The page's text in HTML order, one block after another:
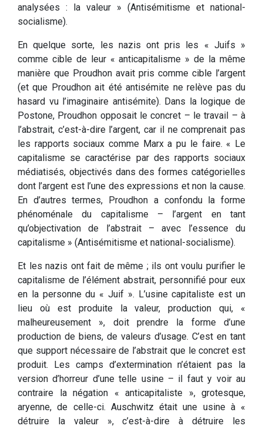
analysées : la valeur » (Antisémitisme et national-
socialisme).
En quelque sorte, les nazis ont pris les « Juifs »
comme cible de leur « anticapitalisme » de la même
manière que Proudhon avait pris comme cible l’argent
(et que Proudhon ait été antisémite ne relève pas du
hasard vu l’imaginaire antisémite). Dans la logique de
Postone, Proudhon opposait le concret – le travail – à
l’abstrait, c’est-à-dire l’argent, car il ne comprenait pas
les rapports sociaux comme Marx a pu le faire. « Le
capitalisme se caractérise par des rapports sociaux
médiatisés, objectivés dans des formes catégorielles
dont l’argent est l’une des expressions et non la cause.
En d’autres termes, Proudhon a confondu la forme
phénoménale du capitalisme – l’argent en tant
qu’objectivation de l’abstrait – avec l’essence du
capitalisme » (Antisémitisme et national-socialisme).
Et les nazis ont fait de même ; ils ont voulu purifier le
capitalisme de l’élément abstrait, personnifié pour eux
en la personne du « Juif ». L’usine capitaliste est un
lieu où est produite la valeur, production qui, «
malheureusement », doit prendre la forme d’une
production de biens, de valeurs d’usage. C’est en tant
que support nécessaire de l’abstrait que le concret est
produit. Les camps d’extermination n’étaient pas la
version d’horreur d’une telle usine – il faut y voir au
contraire la négation « anticapitaliste », grotesque,
aryenne, de celle-ci. Auschwitz était une usine à «
détruire la valeur », c’est-à-dire à détruire les